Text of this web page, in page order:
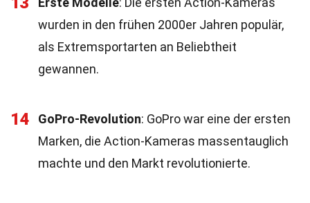
wurden in den frühen 2000er Jahren populär,
als Extremsportarten an Beliebtheit
gewannen.
14 GoPro-Revolution: GoPro war eine der ersten
Marken, die Action-Kameras massentauglich
machte und den Markt revolutionierte.